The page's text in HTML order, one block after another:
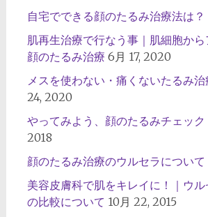
自宅でできる顔のたるみ治療法は？
肌再生治療で行なう事｜肌細胞か
顔のたるみ治療 6月 17, 2020
メスを使わない・痛くないたるみ治
24, 2020
やってみよう、顔のたるみチェック
2018
顔のたるみ治療のウルセラについて
美容皮膚科で肌をキレイに！｜ウ
の比較について 10月 22, 2015